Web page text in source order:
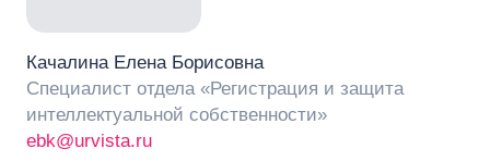
Качалина Елена Борисовна
Специалист отдела «Регистрация и защита
интеллектуальной собственности»
ebk@urvista.ru